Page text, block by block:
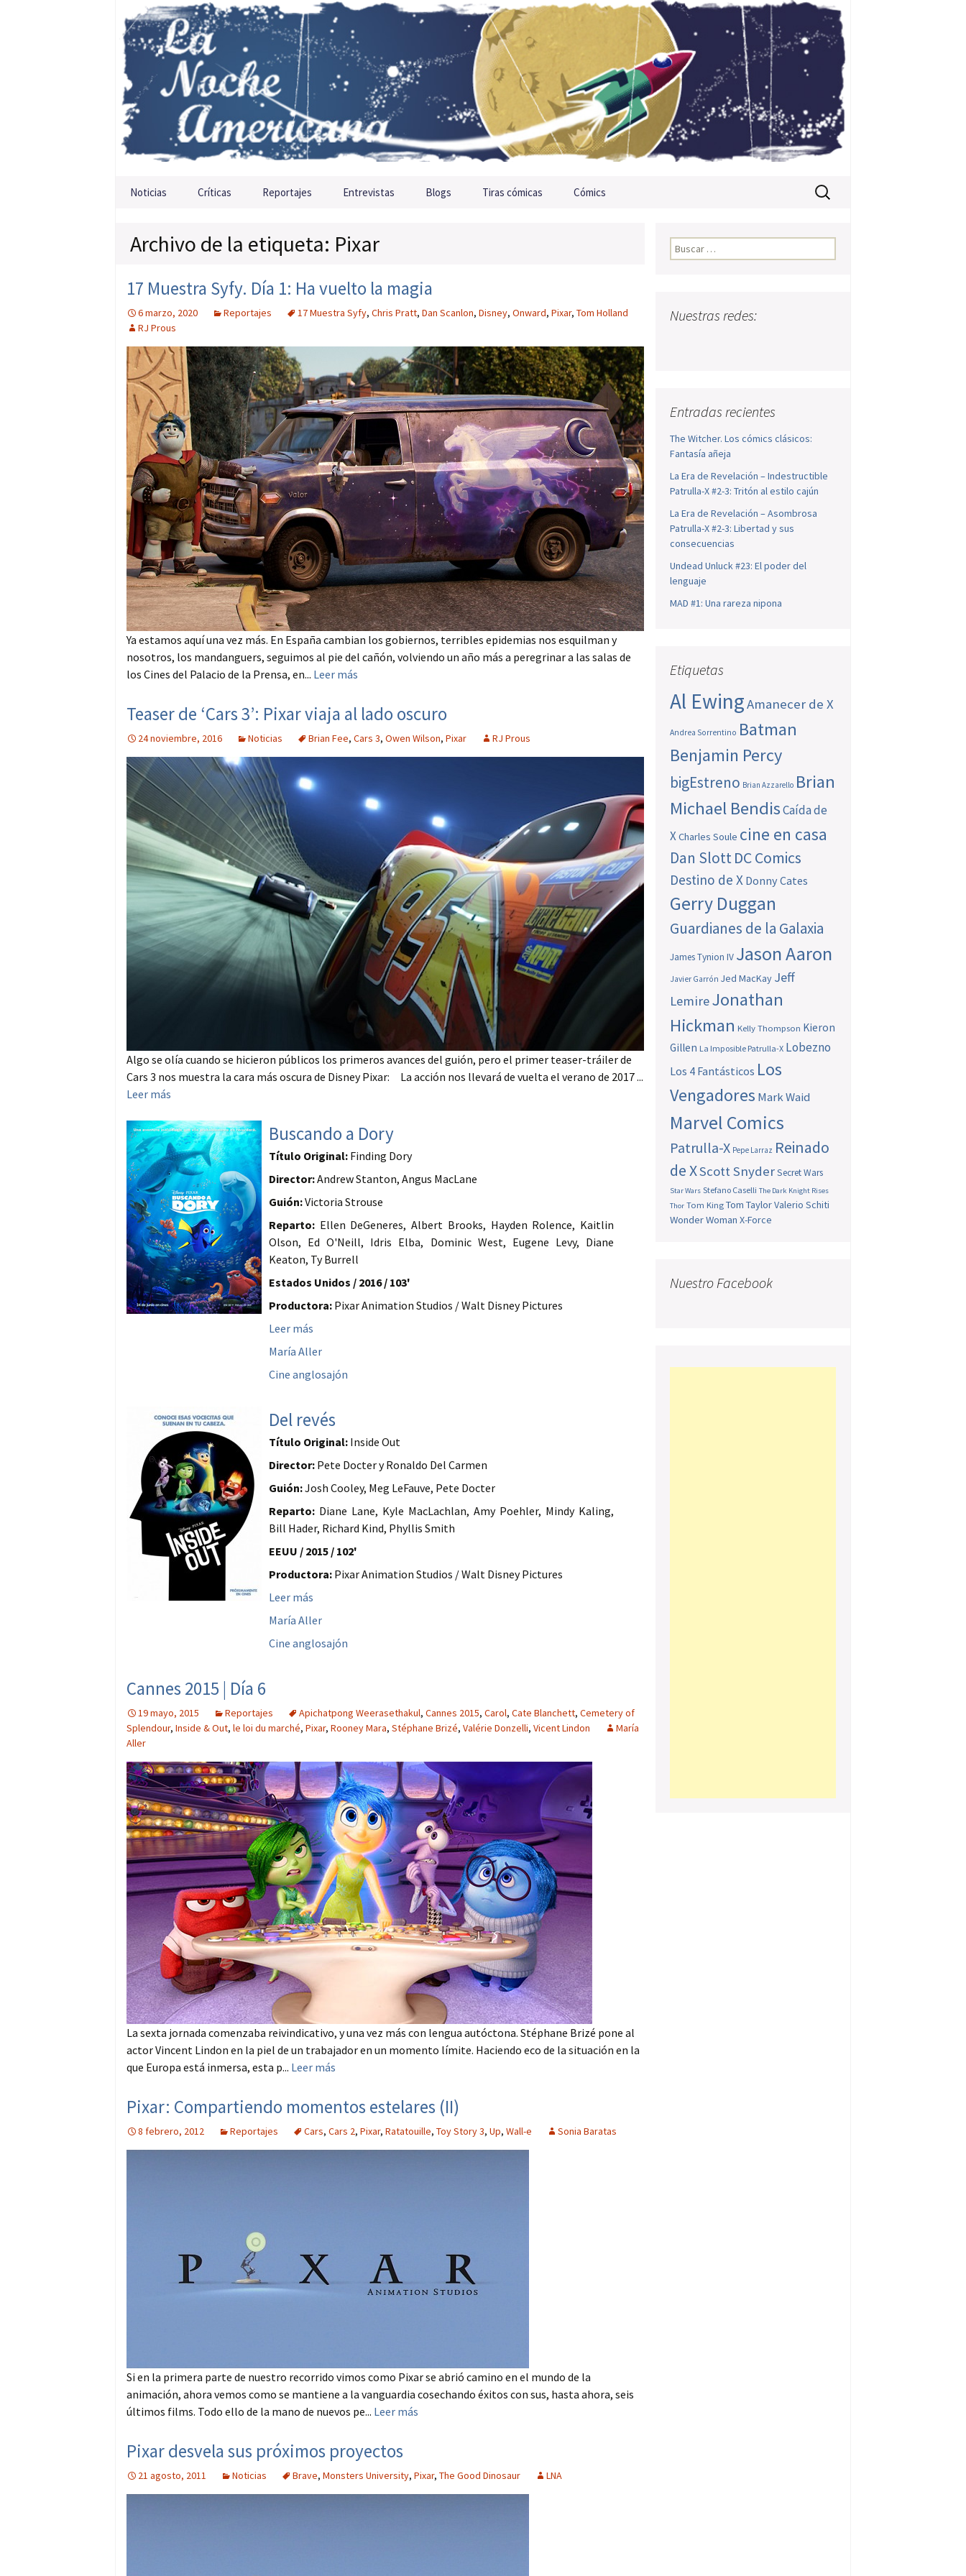
Saltar al contenido
Noticias Críticas Reportajes Entrevistas Blogs Tiras cómicas Cómics Buscar:
Archivo de la etiqueta: Pixar
17 Muestra Syfy. Día 1: Ha vuelto la magia
6 marzo, 2020 Reportajes 17 Muestra Syfy, Chris Pratt, Dan Scanlon, Disney, Onward, Pixar, Tom Holland
RJ Prous
Ya estamos aquí una vez más. En España cambian los gobiernos, terribles epidemias nos esquilman y
nosotros, los mandanguers, seguimos al pie del cañón, volviendo un año más a peregrinar a las salas de
los Cines del Palacio de la Prensa, en... Leer más
Teaser de ‘Cars 3’: Pixar viaja al lado oscuro
24 noviembre, 2016 Noticias Brian Fee, Cars 3, Owen Wilson, Pixar RJ Prous
Algo se olía cuando se hicieron públicos los primeros avances del guión, pero el primer teaser-tráiler de
Cars 3 nos muestra la cara más oscura de Disney Pixar: La acción nos llevará de vuelta el verano de 2017 ...
Leer más
Buscando a Dory
Título Original: Finding Dory
Director:Andrew Stanton, Angus MacLane
Guión:Victoria Strouse
Reparto: Ellen DeGeneres, Albert Brooks, Hayden Rolence, Kaitlin
Olson, Ed O'Neill, Idris Elba, Dominic West, Eugene Levy, Diane
Keaton, Ty Burrell
Estados Unidos / 2016 / 103'
Productora: Pixar Animation Studios / Walt Disney Pictures
Leer más
María Aller
Cine anglosajón
Del revés
Título Original: Inside Out
Director: Pete Docter y Ronaldo Del Carmen
Guión:Josh Cooley, Meg LeFauve, Pete Docter
Reparto: Diane Lane, Kyle MacLachlan, Amy Poehler, Mindy Kaling,
Bill Hader, Richard Kind, Phyllis Smith
EEUU / 2015 / 102'
Productora: Pixar Animation Studios / Walt Disney Pictures
Leer más
María Aller
Cine anglosajón
Cannes 2015 | Día 6
19 mayo, 2015 Reportajes Apichatpong Weerasethakul, Cannes 2015, Carol, Cate Blanchett, Cemetery of
Splendour, Inside & Out, le loi du marché, Pixar, Rooney Mara, Stéphane Brizé, Valérie Donzelli, Vicent Lindon
María
Aller
La sexta jornada comenzaba reivindicativo, y una vez más con lengua autóctona. Stéphane Brizé pone al
actor Vincent Lindon en la piel de un trabajador en un momento límite. Haciendo eco de la situación en la
que Europa está inmersa, esta p... Leer más
Pixar: Compartiendo momentos estelares (II)
8 febrero, 2012 Reportajes Cars, Cars 2, Pixar, Ratatouille, Toy Story 3, Up, Wall-e Sonia Baratas
Si en la primera parte de nuestro recorrido vimos como Pixar se abrió camino en el mundo de la
animación, ahora vemos como se mantiene a la vanguardia cosechando éxitos con sus, hasta ahora, seis
últimos films. Todo ello de la mano de nuevos pe... Leer más
Pixar desvela sus próximos proyectos
21 agosto, 2011 Noticias Brave, Monsters University, Pixar, The Good Dinosaur LNA
Buscar:
Nuestras redes:
Entradas recientes
The Witcher. Los cómics clásicos:
Fantasía añeja
La Era de Revelación – Indestructible
Patrulla-X #2-3: Tritón al estilo cajún
La Era de Revelación – Asombrosa
Patrulla-X #2-3: Libertad y sus
consecuencias
Undead Unluck #23: El poder del
lenguaje
MAD #1: Una rareza nipona
Etiquetas
Al EwingAmanecer de X
Andrea Sorrentino Batman
Benjamin Percy
bigEstreno Brian Azzarello Brian
Michael BendisCaída de
XCharles Soule cine en casa
Dan SlottDC Comics
Destino de X Donny Cates
Gerry Duggan
Guardianes de la Galaxia
James Tynion IV Jason Aaron
Javier Garrón Jed MacKay Jeff
LemireJonathan
Hickman Kelly Thompson Kieron
Gillen La Imposible Patrulla-X Lobezno
Los 4 Fantásticos Los
Vengadores Mark Waid
Marvel Comics
Patrulla-X Pepe Larraz Reinado
de XScott SnyderSecret Wars
Star Wars Stefano Caselli The Dark Knight Rises
Thor Tom King Tom TaylorValerio Schiti
Wonder Woman X-Force
Nuestro Facebook